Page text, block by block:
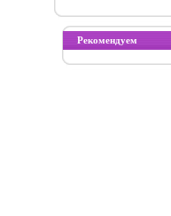
Рекомендуем